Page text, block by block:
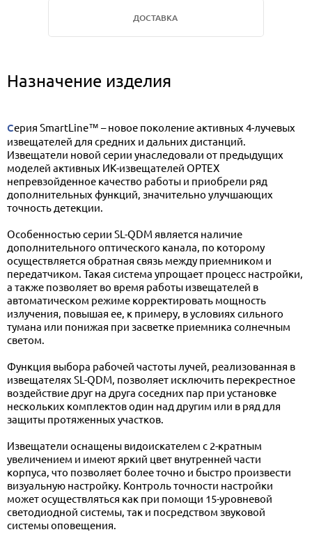
ДОСТАВКА
Назначение изделия
Серия SmartLine™ – новое поколение активных 4-лучевых
извещателей для средних и дальних дистанций.
Извещатели новой серии унаследовали от предыдущих
моделей активных ИК-извещателей OPTEX
непревзойденное качество работы и приобрели ряд
дополнительных функций, значительно улучшающих
точность детекции.
Особенностью серии SL-QDM является наличие
дополнительного оптического канала, по которому
осуществляется обратная связь между приемником и
передатчиком. Такая система упрощает процесс настройки,
а также позволяет во время работы извещателей в
автоматическом режиме корректировать мощность
излучения, повышая ее, к примеру, в условиях сильного
тумана или понижая при засветке приемника солнечным
светом.
Функция выбора рабочей частоты лучей, реализованная в
извещателях SL-QDM, позволяет исключить перекрестное
воздействие друг на друга соседних пар при установке
нескольких комплектов один над другим или в ряд для
защиты протяженных участков.
Извещатели оснащены видоискателем с 2-кратным
увеличением и имеют яркий цвет внутренней части
корпуса, что позволяет более точно и быстро произвести
визуальную настройку. Контроль точности настройки
может осуществляться как при помощи 15-уровневой
светодиодной системы, так и посредством звуковой
системы оповещения.